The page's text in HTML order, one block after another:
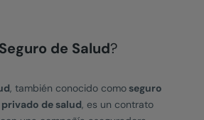
Seguro de Salud?
, también conocido comoseguro
de salud, es un contrato